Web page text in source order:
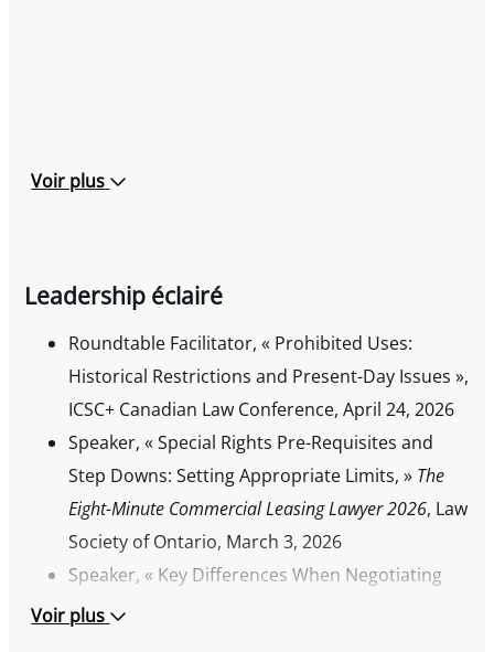
Voir plus
Leadership éclairé
Roundtable Facilitator, « Prohibited Uses:
Historical Restrictions and Present-Day Issues »,
ICSC+ Canadian Law Conference, April 24, 2026
Speaker, « Special Rights Pre-Requisites and
Step Downs: Setting Appropriate Limits, » The
Eight-Minute Commercial Leasing Lawyer 2026, Law
Society of Ontario, March 3, 2026
Speaker, « Key Differences When Negotiating
Leases in Canada », ICSC+U.S. LAW, October 10,
Voir plus